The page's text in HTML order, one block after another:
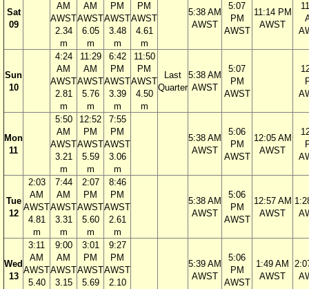
Sat
09
AM
AWST
2.34
m
AM
AWST
6.05
m
PM
AWST
3.48
m
PM
AWST
4.61
m
5:38 AM
AWST
5:07
PM
AWST
11:14 PM
AWST
Sun
10
4:24
AM
AWST
2.81
m
11:29
AM
AWST
5.76
m
6:42
PM
AWST
3.39
m
11:50
PM
AWST
4.50
m
Last
Quarter
5:38 AM
AWST
5:07
PM
AWST
Mon
11
5:50
AM
AWST
3.21
m
12:52
PM
AWST
5.59
m
7:55
PM
AWST
3.06
m
5:38 AM
AWST
5:06
PM
AWST
12:05 AM
AWST
Tue
12
2:03
AM
AWST
4.81
m
7:44
AM
AWST
3.31
m
2:07
PM
AWST
5.60
m
8:46
PM
AWST
2.61
m
5:38 AM
AWST
5:06
PM
AWST
12:57 AM
AWST
Wed
13
3:11
AM
AWST
5.40
9:00
AM
AWST
3.15
3:01
PM
AWST
5.69
9:27
PM
AWST
2.10
5:39 AM
AWST
5:06
PM
AWST
1:49 AM
AWST